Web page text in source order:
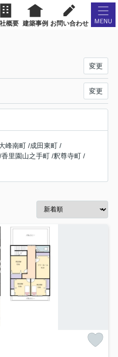
概要 建築事例 お問い合わせ
変更
変更
峰南町 /成田東町 /
/香里園山之手町 /釈尊寺町 /